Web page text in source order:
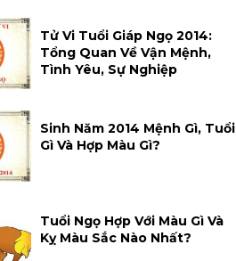
Tử Vi Tuổi Giáp Ngọ 2014:
Tổng Quan Về Vận Mệnh,
Tình Yêu, Sự Nghiệp
Sinh Năm 2014 Mệnh Gì, Tuổi
Gì Và Hợp Màu Gì?
Tuổi Ngọ Hợp Với Màu Gì Và
Kỵ Màu Sắc Nào Nhất?